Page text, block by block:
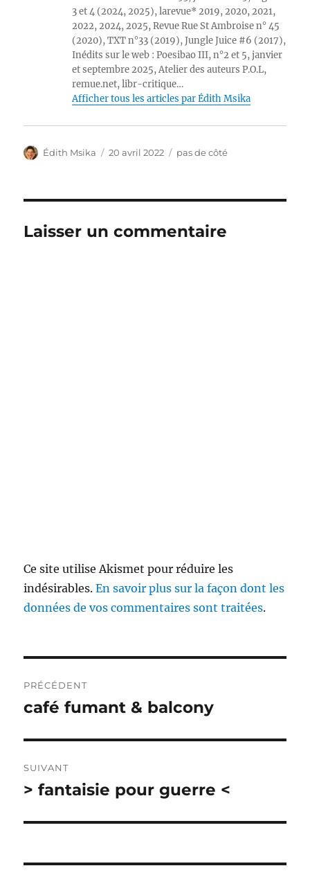
3 et 4 (2024, 2025), larevue* 2019, 2020, 2021,
2022, 2024, 2025, Revue Rue St Ambroise n° 45
(2020), TXT n°33 (2019), Jungle Juice #6 (2017),
Inédits sur le web : Poesibao III, n°2 et 5, janvier
et septembre 2025, Atelier des auteurs P.O.L,
remue.net, libr-critique…
Afficher tous les articles par Édith Msika
Auteur
Édith Msika
Publié
20 avril 2022 Catégories
pas de côté
Laisser un commentaire
Ce site utilise Akismet pour réduire les
indésirables.En savoir plus sur la façon dont les
données de vos commentaires sont traitées.
de
PRÉCÉDENT
Publication
café fumant & balcony
SUIVANT
Publication
> fantaisie pour guerre <